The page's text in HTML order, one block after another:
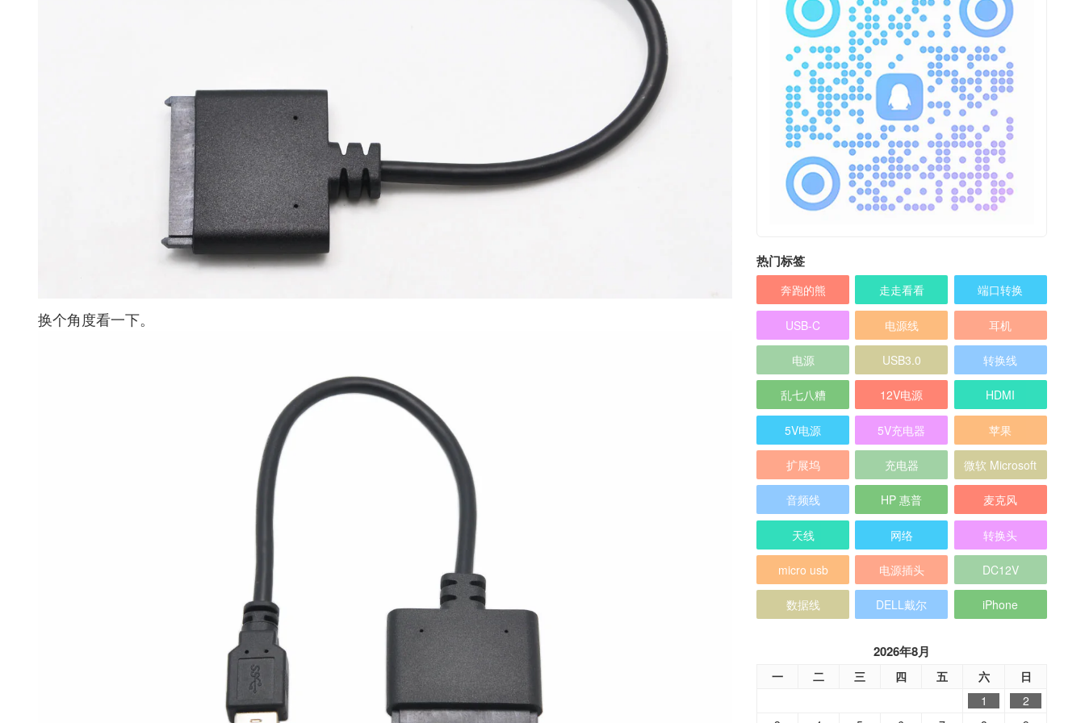
换个角度看一下。
热门标签
奔跑的熊 走走看看 端口转换
USB-C 电源线 耳机
电源 USB3.0 转换线
乱七八糟 12V电源 HDMI
5V电源 5V充电器 苹果
扩展坞 充电器 微软 Microsoft
音频线 HP 惠普 麦克风
天线 网络 转换头
micro usb 电源插头 DC12V
数据线 DELL戴尔 iPhone
2026年8月
一 二 三 四 五 六
日
1
2